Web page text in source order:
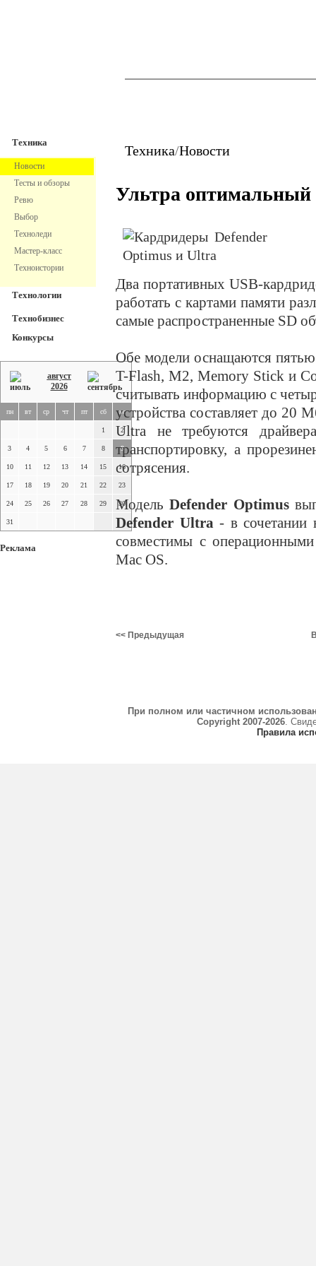
Техника
Новости
Тесты и обзоры
Ревю
Выбор
Техноледи
Мастер-класс
Техноистории
Технологии
Технобизнес
Конкурсы
август
2026
пн вт ср чт пт сб вс
1 2
3 4 5 6 7 8 9
10 11 12 13 14 15 16
17 18 19 20 21 22 23
24 25 26 27 28 29 30
31
Реклама
Техника/Новости
Ультра оптимальный
Два портативных USB-
работать с картами памяти
самые распространенные SD
Обе модели оснащаются
T-Flash, M2, Memory Stick и
считывать информацию с
устройства составляет до 20
Ultra не требуются
транспортировку, а
сотрясения.
Модель Defender Optimus
Defender Ultra- в сочетании
совместимы с
Mac OS.
<< Предыдущая
При полном или частичном
Copyright 2007-2026.
Правила